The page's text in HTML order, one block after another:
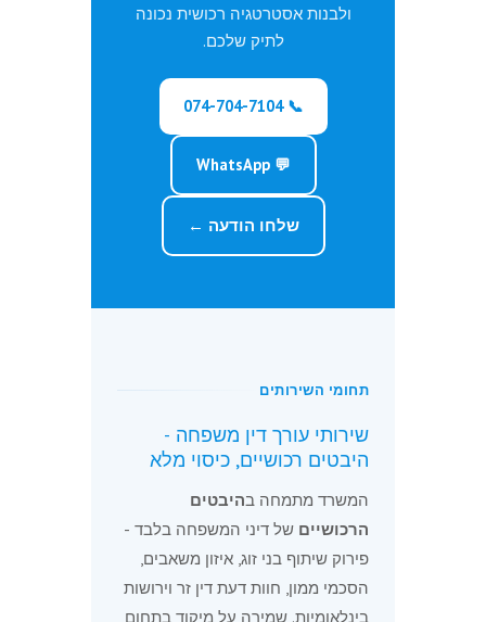
ולבנות אסטרטגיה רכושית נכונה
לתיק שלכם.
📞 074-704-7104
💬 WhatsApp
שלחו הודעה ←
תחומי השירותים
שירותי עורך דין משפחה -
היבטים רכושיים, כיסוי מלא
המשרד מתמחה בהיבטים
הרכושיים של דיני המשפחה בלבד -
פירוק שיתוף בני זוג, איזון משאבים,
הסכמי ממון, חוות דעת דין זר וירושות
בינלאומיות. שמירה על מיקוד בתחום